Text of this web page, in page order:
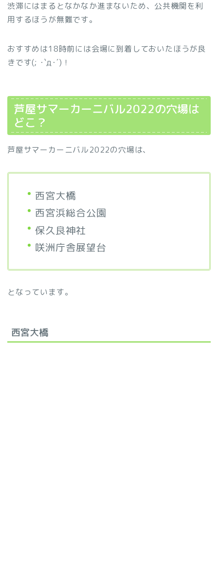
渋滞にはまるとなかなか進まないため、公共機関を利
用するほうが無難です。
おすすめは18時前には会場に到着しておいたほうが良
きです(; ･`д･´)！
芦屋サマーカーニバル2022の穴場は
どこ？
芦屋サマーカーニバル2022の穴場は、
西宮大橋
西宮浜総合公園
保久良神社
咲洲庁舎展望台
となっています。
西宮大橋